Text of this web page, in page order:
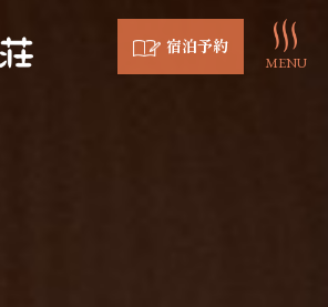
宿泊予約
MENU